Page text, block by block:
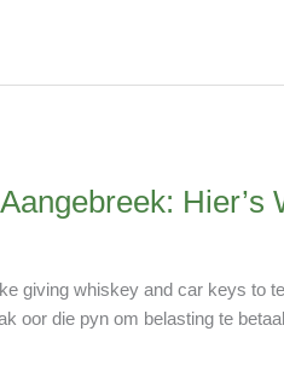
Hier’s
giving whiskey and car keys to
oor die pyn om belasting te